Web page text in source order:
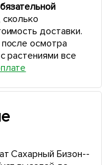
доставки.
осмотра
растениями все
Сахарный Бизон--